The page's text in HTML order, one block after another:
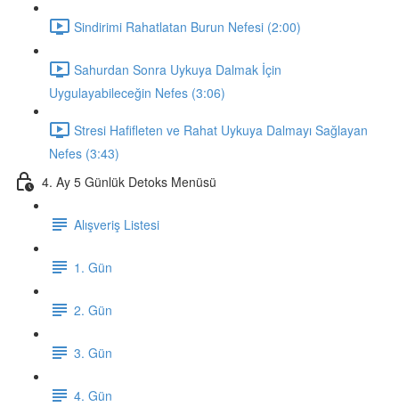
Sindirimi Rahatlatan Burun Nefesi (2:00)
Sahurdan Sonra Uykuya Dalmak İçin
Uygulayabileceğin Nefes (3:06)
Stresi Hafifleten ve Rahat Uykuya Dalmayı Sağlayan
Nefes (3:43)
4. Ay 5 Günlük Detoks Menüsü
Alışveriş Listesi
1. Gün
2. Gün
3. Gün
4. Gün